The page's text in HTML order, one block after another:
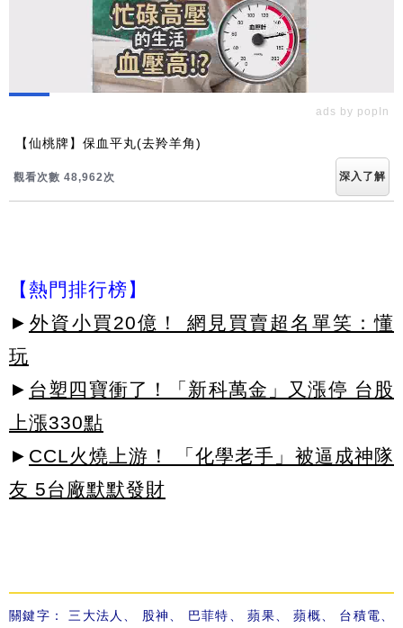
ads by popIn
【仙桃牌】保血平丸(去羚羊角)
觀看次數 48,962次 深入了解
【熱門排行榜】
► 外資小買20億！ 網見買賣超名單笑：懂
玩
► 台塑四寶衝了！「新科萬金」又漲停 台股
上漲330點
► CCL火燒上游！ 「化學老手」被逼成神隊
友 5台廠默默發財
關鍵字： 三大法人 股神 巴菲特 、蘋果 、蘋概 台積電